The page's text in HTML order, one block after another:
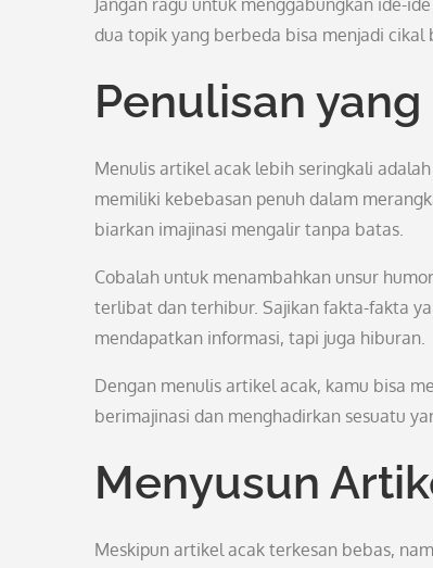
Jangan ragu untuk menggabungkan ide-
dua topik yang berbeda bisa menjadi
Penulisan
Menulis artikel acak lebih seringkali
memiliki kebebasan penuh dalam
biarkan imajinasi mengalir tanpa batas.
Cobalah untuk menambahkan unsur
terlibat dan terhibur. Sajikan fakta-fakta
mendapatkan informasi, tapi juga hiburan.
Dengan menulis artikel acak, kamu bisa
berimajinasi dan menghadirkan sesuatu
Menyusun
Meskipun artikel acak terkesan bebas,